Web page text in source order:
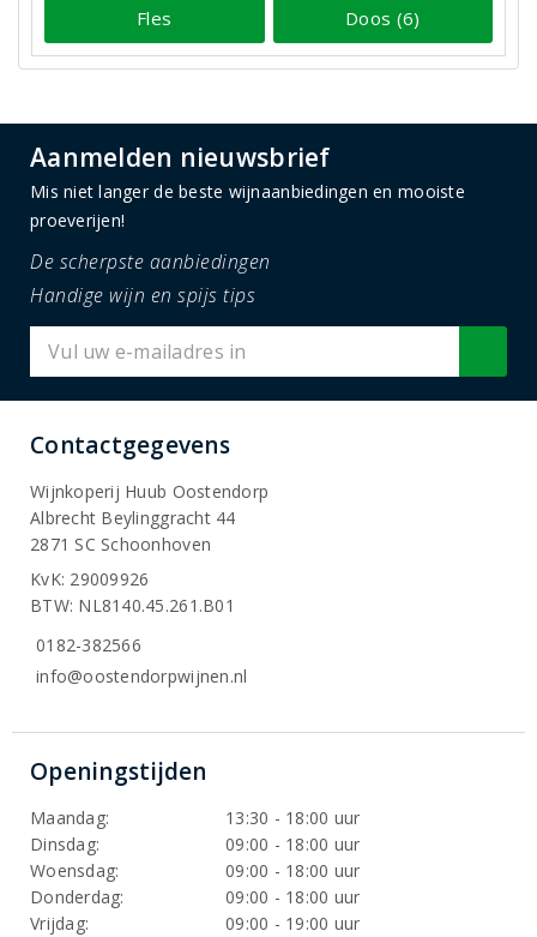
Fles Doos (6)
Aanmelden nieuwsbrief
Mis niet langer de beste wijnaanbiedingen en mooiste
proeverijen!
De scherpste aanbiedingen
Handige wijn en spijs tips
Contactgegevens
Wijnkoperij Huub Oostendorp
Albrecht Beylinggracht 44
2871 SC Schoonhoven
KvK: 29009926
BTW: NL8140.45.261.B01
0182-382566
info@oostendorpwijnen.nl
Openingstijden
Maandag:
13:30 - 18:00 uur
Dinsdag:
09:00 - 18:00 uur
Woensdag:
09:00 - 18:00 uur
Donderdag:
09:00 - 18:00 uur
Vrijdag:
09:00 - 19:00 uur